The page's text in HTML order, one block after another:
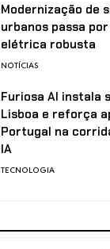
Modernização de
urbanos passa
elétrica robusta
NOTÍCIAS
Furiosa AI instala
Lisboa e reforça
Portugal na
IA
TECNOLOGIA